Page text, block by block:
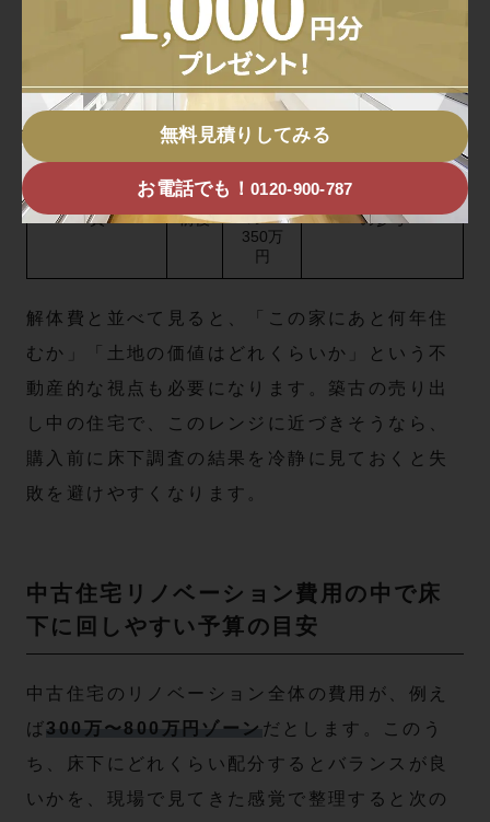
25坪
万〜
300万
円
繰り返す総額に近い
1階全面＋断熱＋
20〜
380万
本体構造を守る「総
木造50坪の解体
費
50坪
前後
200
万〜
350万
円
建て替え検討ライン
の参考
解体費と並べて見ると、「この家にあと何年住
むか」「土地の価値はどれくらいか」という不
動産的な視点も必要になります。築古の売り出
し中の住宅で、このレンジに近づきそうなら、
購入前に床下調査の結果を冷静に見ておくと失
敗を避けやすくなります。
中古住宅リノベーション費用の中で床
下に回しやすい予算の目安
中古住宅のリノベーション全体の費用が、例え
ば300万〜800万円ゾーン だとします。このう
ち、床下にどれくらい配分するとバランスが良
いかを、現場で見てきた感覚で整理すると次の
無料見積りしてみる
お電話でも！0120-900-787